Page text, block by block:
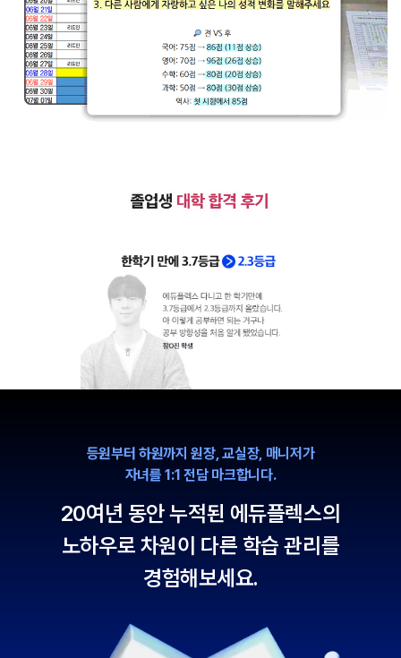
등원부터 하원까지 원장, 교실장, 매니저가
자녀를 1:1 전담 마크합니다.
20여년 동안 누적된 에듀플렉스의
노하우로 차원이 다른 학습 관리를
경험해보세요.